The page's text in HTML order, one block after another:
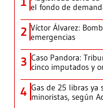
el fondo de
2 Víctor Álvarez:
emergencias
3 Caso Pandora:
cinco imputados y
4 Gas de 25 libras ya
minoristas, según